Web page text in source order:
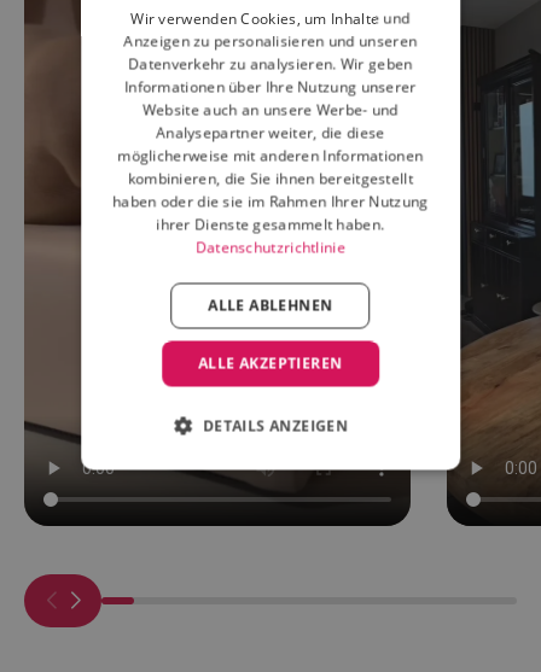
Wir verwenden Cookies, um Inhalte und
Anzeigen zu personalisieren und unseren
Datenverkehr zu analysieren. Wir geben
Informationen über Ihre Nutzung unserer
Website auch an unsere Werbe- und
Analysepartner weiter, die diese
möglicherweise mit anderen Informationen
kombinieren, die Sie ihnen bereitgestellt
haben oder die sie im Rahmen Ihrer Nutzung
ihrer Dienste gesammelt haben.
Datenschutzrichtlinie
ALLE AKZEPTIEREN
ALLE ABLEHNEN
DETAILS ANZEIGEN